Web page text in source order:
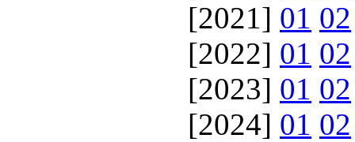
[2021] 01 02
[2022] 01 02
[2023] 01 02
[2024] 01 02